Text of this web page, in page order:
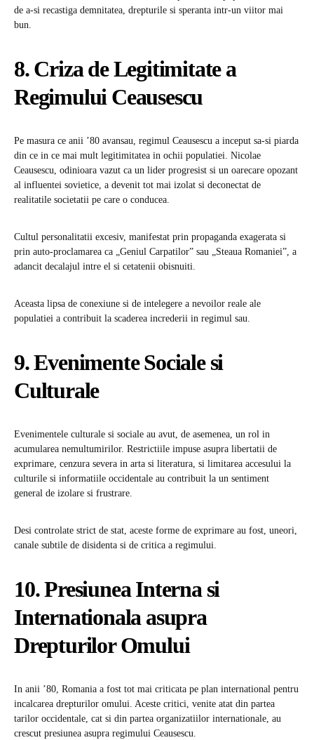
de a-si recastiga demnitatea, drepturile si speranta intr-un viitor mai
bun.
8. Criza de Legitimitate a
Regimului Ceausescu
Pe masura ce anii ’80 avansau, regimul Ceausescu a inceput sa-si piarda
din ce in ce mai mult legitimitatea in ochii populatiei. Nicolae
Ceausescu, odinioara vazut ca un lider progresist si un oarecare opozant
al influentei sovietice, a devenit tot mai izolat si deconectat de
realitatile societatii pe care o conducea.
Cultul personalitatii excesiv, manifestat prin propaganda exagerata si
prin auto-proclamarea ca „Geniul Carpatilor” sau „Steaua Romaniei”, a
adancit decalajul intre el si cetatenii obisnuiti.
Aceasta lipsa de conexiune si de intelegere a nevoilor reale ale
populatiei a contribuit la scaderea increderii in regimul sau.
9. Evenimente Sociale si
Culturale
Evenimentele culturale si sociale au avut, de asemenea, un rol in
acumularea nemultumirilor. Restrictiile impuse asupra libertatii de
exprimare, cenzura severa in arta si literatura, si limitarea accesului la
culturile si informatiile occidentale au contribuit la un sentiment
general de izolare si frustrare.
Desi controlate strict de stat, aceste forme de exprimare au fost, uneori,
canale subtile de disidenta si de critica a regimului.
10. Presiunea Interna si
Internationala asupra
Drepturilor Omului
In anii ’80, Romania a fost tot mai criticata pe plan international pentru
incalcarea drepturilor omului. Aceste critici, venite atat din partea
tarilor occidentale, cat si din partea organizatiilor internationale, au
crescut presiunea asupra regimului Ceausescu.